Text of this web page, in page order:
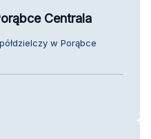
Centrala
w Porąbce